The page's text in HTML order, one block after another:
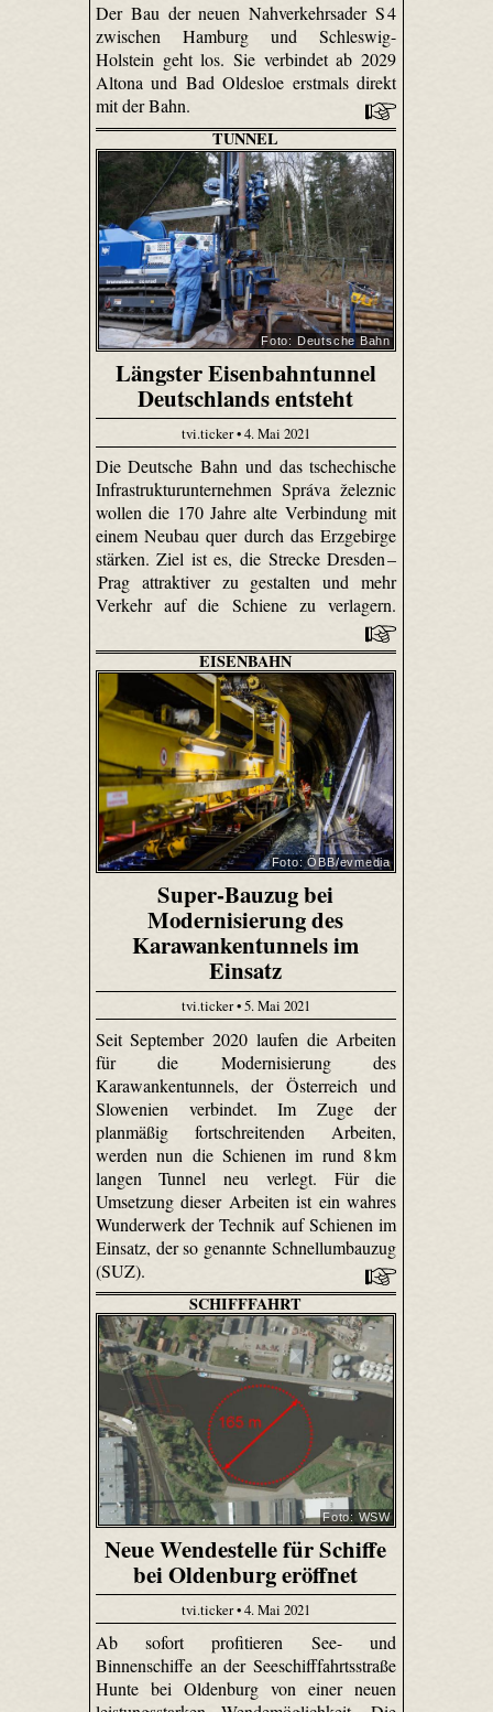
Der Bau der neuen Nahverkehrsader S 4
zwischen Hamburg und Schleswig-
Holstein geht los. Sie verbindet ab 2029
Altona und Bad Oldesloe erstmals direkt
mit der Bahn.
TUNNEL
Foto: Deutsche Bahn
Längster Eisenbahntunnel
Deutschlands entsteht
tvi.ticker • 4. Mai 2021
Die Deutsche Bahn und das tschechische
Infrastrukturunternehmen Správa železnic
wollen die 170 Jahre alte Verbindung mit
einem Neubau quer durch das Erzgebirge
stärken. Ziel ist es, die Strecke Dresden –
Prag attraktiver zu gestalten und mehr
Verkehr auf die Schiene zu verlagern.
EISENBAHN
Foto: ÖBB/evmedia
Super-Bauzug bei
Modernisierung des
Karawankentunnels im
Einsatz
tvi.ticker • 5. Mai 2021
Seit September 2020 laufen die Arbeiten
für die Modernisierung des
Karawankentunnels, der Österreich und
Slowenien verbindet. Im Zuge der
planmäßig fortschreitenden Arbeiten,
werden nun die Schienen im rund 8 km
langen Tunnel neu verlegt. Für die
Umsetzung dieser Arbeiten ist ein wahres
Wunderwerk der Technik auf Schienen im
Einsatz, der so genannte Schnellumbauzug
(SUZ).
SCHIFFFAHRT
Foto: WSW
Neue Wendestelle für Schiffe
bei Oldenburg eröffnet
tvi.ticker • 4. Mai 2021
Ab sofort profitieren See- und
Binnenschiffe an der Seeschifffahrtsstraße
Hunte bei Oldenburg von einer neuen